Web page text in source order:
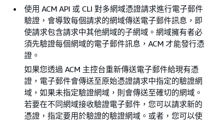
使用 ACM API 或 CLI 對多網域憑證請求進行電子郵件
驗證，會導致每個請求的網域傳送電子郵件訊息，即
使請求包含請求中其他網域的子網域。網域擁有者必
須先驗證每個網域的電子郵件訊息，ACM 才能發行憑
證。
如果您透過 ACM 主控台重新傳送電子郵件給現有憑
證，電子郵件會傳送至原始憑證請求中指定的驗證網
域，如果未指定驗證網域，則會傳送至確切的網域。
若要在不同網域接收驗證電子郵件，您可以請求新的
憑證，指定要用於驗證的驗證網域。或者，您可以使